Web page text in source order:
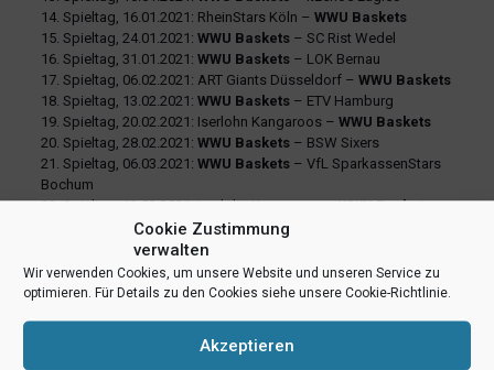
Cookie Zustimmung
verwalten
Wir verwenden Cookies, um unsere Website und unseren Service zu
optimieren. Für Details zu den Cookies siehe unsere Cookie-Richtlinie.
Akzeptieren
14. Spieltag, 16.01.2021: RheinStars Köln – WWU Baskets
15. Spieltag, 24.01.2021: WWU Baskets– SC Rist Wedel
16. Spieltag, 31.01.2021: WWU Baskets– LOK Bernau
17. Spieltag, 06.02.2021: ART Giants Düsseldorf – WWU Baskets
18. Spieltag, 13.02.2021: WWU Baskets– ETV Hamburg
19. Spieltag, 20.02.2021: Iserlohn Kangaroos – WWU Baskets
20. Spieltag, 28.02.2021: WWU Baskets– BSW Sixers
21. Spieltag, 06.03.2021: WWU Baskets– VfL SparkassenStars
Bochum
22. Spieltag, 13.03.2021: Iserlohn Kangaroos –WWU Baskets
teilen
RSS-feed teilen teilen